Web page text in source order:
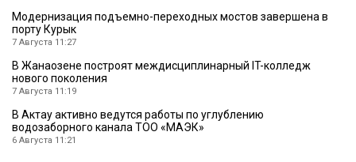
Модернизация подъемно-переходных мостов завершена в
порту Курык
7 Августа 11:27
В Жанаозене построят междисциплинарный IT-колледж
нового поколения
7 Августа 11:19
В Актау активно ведутся работы по углублению
водозаборного канала ТОО «МАЭК»
6 Августа 11:21